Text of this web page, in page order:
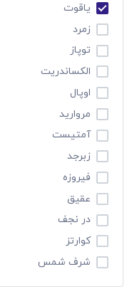
یاقوت
زمرد
توپاز
الکساندریت
اوپال
مروارید
آمتیست
زبرجد
فیروزه
عقیق
در نجف
کوارتز
شرف شمس